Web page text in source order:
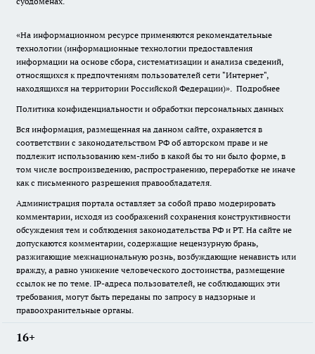
«На информационном ресурсе применяются рекомендательные
технологии (информационные технологии предоставления
информации на основе сбора, систематизации и анализа сведений,
относящихся к предпочтениям пользователей сети "Интернет",
находящихся на территории Российской Федерации)». Подробнее
Политика конфиденциальности и обработки персональных данных
Вся информация, размещенная на данном сайте, охраняется в
соответствии с законодательством РФ об авторском праве и не
подлежит использованию кем-либо в какой бы то ни было форме, в
том числе воспроизведению, распространению, переработке не иначе
как с письменного разрешения правообладателя.
Администрация портала оставляет за собой право модерировать
комментарии, исходя из соображений сохранения конструктивности
обсуждения тем и соблюдения законодательства РФ и РТ. На сайте не
допускаются комментарии, содержащие нецензурную брань,
разжигающие межнациональную рознь, возбуждающие ненависть или
вражду, а равно унижение человеческого достоинства, размещение
ссылок не по теме. IP-адреса пользователей, не соблюдающих эти
требования, могут быть переданы по запросу в надзорные и
правоохранительные органы.
16+